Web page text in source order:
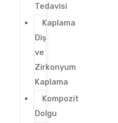
Tedavisi
Kaplama
Diş
ve
Zirkonyum
Kaplama
Kompozit
Dolgu